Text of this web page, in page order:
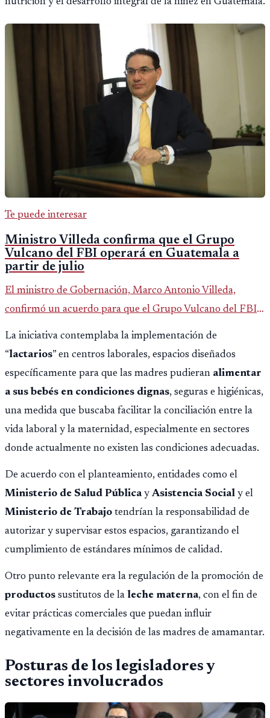
Te puede interesar
Ministro Villeda confirma que el Grupo
Vulcano del FBI operará en Guatemala a
partir de julio
El ministro de Gobernación, Marco Antonio Villeda,
confirmó un acuerdo para que el Grupo Vulcano del FBI
opere en Guatemala a partir de julio, tras un intento
fallido con la administración anterior del Ministerio
Público.
La iniciativa contemplaba la implementación de
“lactarios” en centros laborales, espacios diseñados
específicamente para que las madres pudieran alimentar
a sus bebés en condiciones dignas, seguras e higiénicas,
una medida que buscaba facilitar la conciliación entre la
vida laboral y la maternidad, especialmente en sectores
donde actualmente no existen las condiciones adecuadas.
De acuerdo con el planteamiento, entidades como el
Ministerio de Salud PúblicayAsistencia Social y el
Ministerio de Trabajo tendrían la responsabilidad de
autorizar y supervisar estos espacios, garantizando el
cumplimiento de estándares mínimos de calidad.
Otro punto relevante era la regulación de la promoción de
productos sustitutos de la leche materna, con el fin de
evitar prácticas comerciales que puedan influir
negativamente en la decisión de las madres de amamantar.
Posturas de los legisladores y
sectores involucrados